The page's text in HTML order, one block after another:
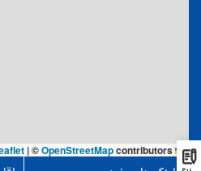
Leaflet
|©OpenStreetMapcontributors